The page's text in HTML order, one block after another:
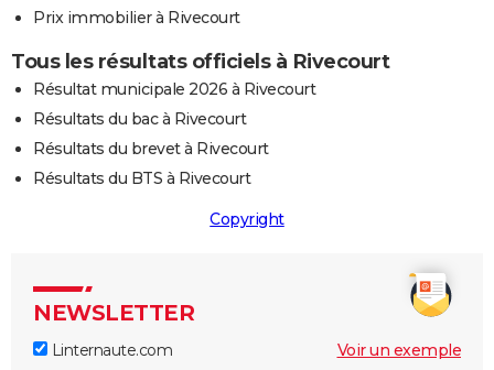
Prix immobilier à Rivecourt
Tous les résultats officiels à Rivecourt
Résultat municipale 2026 à Rivecourt
Résultats du bac à Rivecourt
Résultats du brevet à Rivecourt
Résultats du BTS à Rivecourt
Copyright
NEWSLETTER
Linternaute.com Voir un exemple